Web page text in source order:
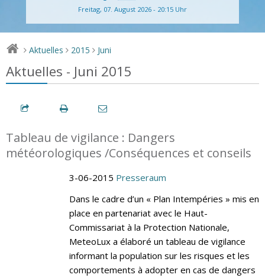
Freitag, 07. August 2026 - 20:15 Uhr
> Aktuelles > 2015 > Juni
Aktuelles - Juni 2015
Tableau de vigilance : Dangers
météorologiques /Conséquences et conseils
3-06-2015 Presseraum
Dans le cadre d’un « Plan Intempéries » mis en
place en partenariat avec le Haut-
Commissariat à la Protection Nationale,
MeteoLux a élaboré un tableau de vigilance
informant la population sur les risques et les
comportements à adopter en cas de dangers